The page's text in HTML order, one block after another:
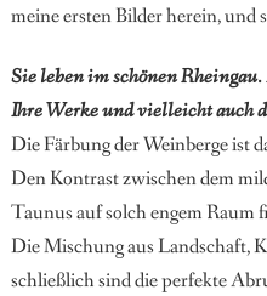
meine ersten Bilder herein, und
Sie leben im schönen
Ihre Werke und vielleicht auch
Die Färbung der Weinberge ist
Den Kontrast zwischen dem
Taunus auf solch engem Raum
Die Mischung aus Landschaft,
schließlich sind die perfekte